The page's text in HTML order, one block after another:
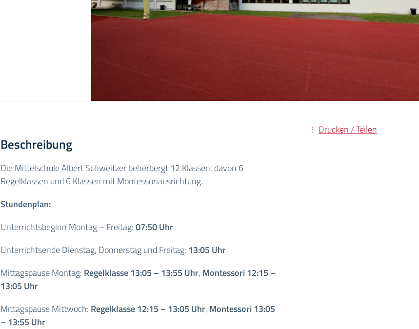
Drucken / Teilen
Beschreibung
Die Mittelschule Albert Schweitzer beherbergt 12 Klassen, davon 6
Regelklassen und 6 Klassen mit Montessoriausrichtung.
Stundenplan:
Unterrichtsbeginn Montag – Freitag:07:50 Uhr
Unterrichtsende Dienstag, Donnerstag und Freitag: 13:05 Uhr
Mittagspause Montag: Regelklasse13:05 – 13:55 Uhr, Montessori12:15 –
13:05 Uhr
Mittagspause Mittwoch: Regelklasse12:15 – 13:05 Uhr, Montessori13:05
– 13:55 Uhr